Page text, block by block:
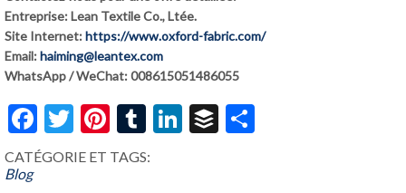
Entreprise: Lean Textile Co., Ltée.
Site Internet:https://www.oxford-fabric.com/
Email:haiming@leantex.com
WhatsApp / WeChat: 008615051486055
Facebook
Twitter
Pinterest
Tumblr
LinkedIn
Buffer
CATÉGORIE ET ​​TAGS:
Blog